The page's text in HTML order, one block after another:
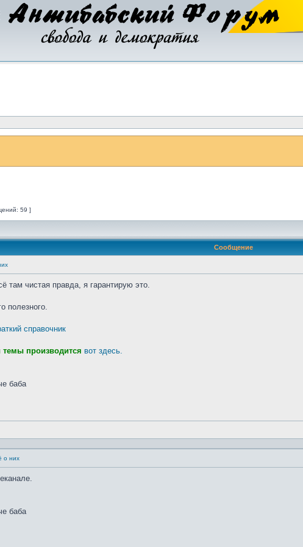
59 ]
Сообщение
там чистая правда, я гарантирую это.
полезного.
справочник
производится вот здесь.
баба
о них
баба